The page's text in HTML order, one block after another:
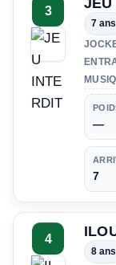
3 JEU
7 ans
—
7
4
8 ans